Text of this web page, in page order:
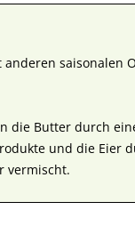
saisonalen
Butter durch
und die Eier
vermischt.